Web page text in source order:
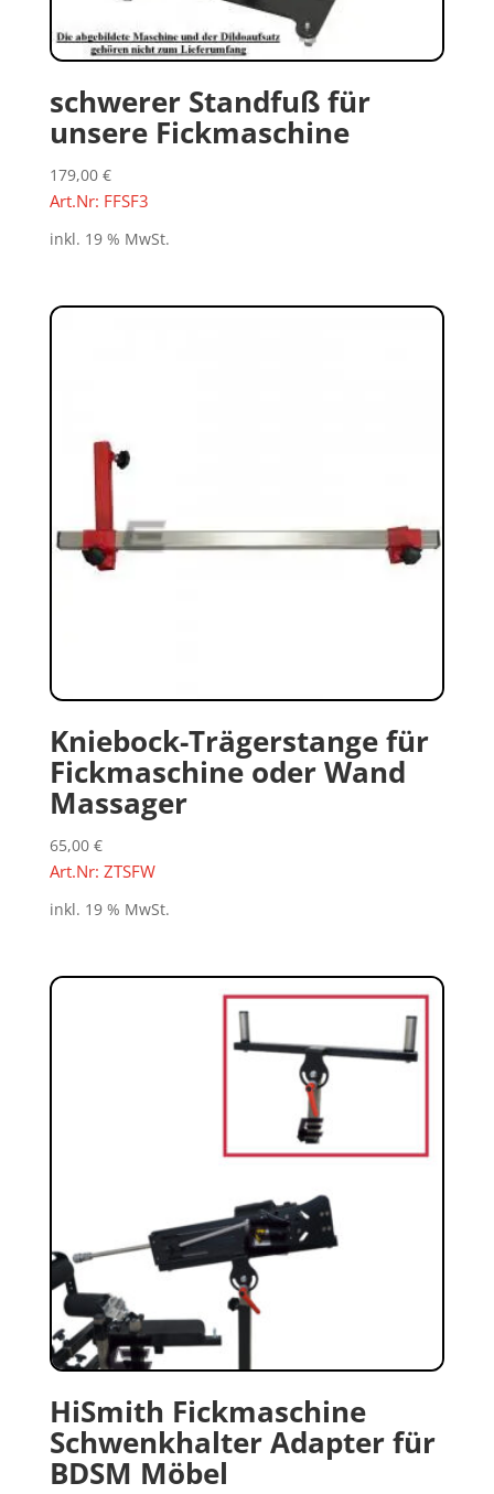
schwerer Standfuß für
unsere Fickmaschine
179,00 €
Art.Nr: FFSF3
inkl. 19 % MwSt.
Kniebock-Trägerstange für
Fickmaschine oder Wand
Massager
65,00 €
Art.Nr: ZTSFW
inkl. 19 % MwSt.
HiSmith Fickmaschine
Schwenkhalter Adapter für
BDSM Möbel